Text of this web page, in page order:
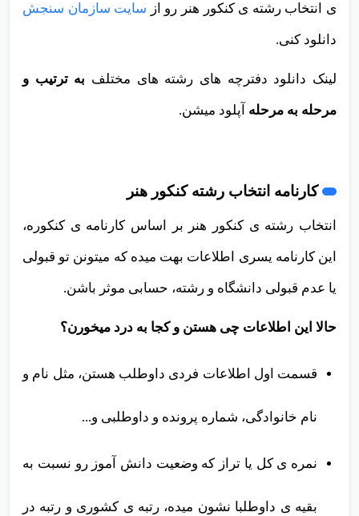
ی انتخاب رشته ی کنکور هنر رو از سایت سازمان سنجش
دانلود کنی.
لینک دانلود دفترچه های رشته های مختلف به ترتیب و
مرحله به مرحله آپلود میشن.
کارنامه انتخاب رشته کنکور هنر
انتخاب رشته ی کنکور هنر بر اساس کارنامه ی کنکوره،
این کارنامه یسری اطلاعات بهت میده که میتونن تو قبولی
یا عدم قبولی دانشگاه و رشته، حسابی موثر باشن.
حالا این اطلاعات چی هستن و کجا به درد میخورن؟
قسمت اول اطلاعات فردی داوطلب هستن، مثل نام و
نام خانوادگی، شماره پرونده و داوطلبی و...
نمره ی کل یا تراز که وضعیت دانش آموز رو نسبت به
بقیه ی داوطلبا نشون میده، رتبه ی کشوری و رتبه در